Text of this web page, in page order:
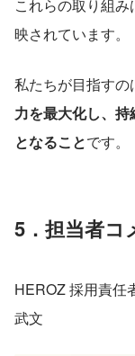
これらの取り組
映されています。
私たちが目指すの
力を最大化し、
となることです。
5．担当者コ
HEROZ 採用責任
武文